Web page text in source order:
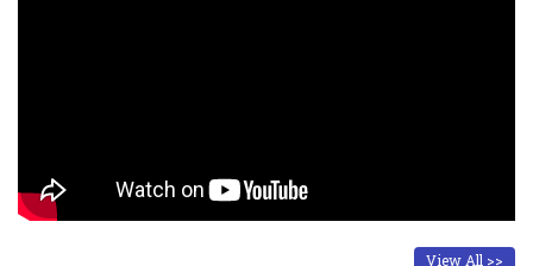
View All >>